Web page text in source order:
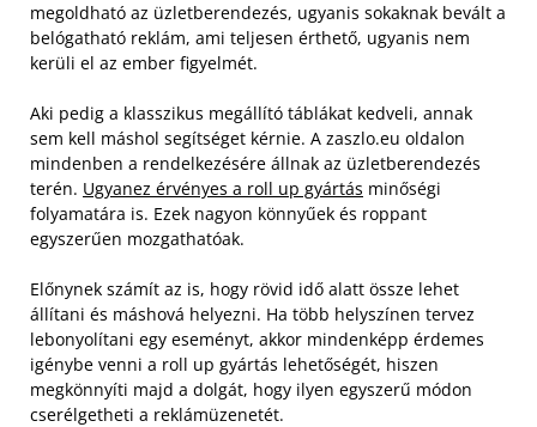
megoldható az üzletberendezés, ugyanis sokaknak bevált a
belógatható reklám, ami teljesen érthető, ugyanis nem
kerüli el az ember figyelmét.
Aki pedig a klasszikus megállító táblákat kedveli, annak
sem kell máshol segítséget kérnie. A zaszlo.eu oldalon
mindenben a rendelkezésére állnak az üzletberendezés
terén. Ugyanez érvényes a roll up gyártás minőségi
folyamatára is. Ezek nagyon könnyűek és roppant
egyszerűen mozgathatóak.
Előnynek számít az is, hogy rövid idő alatt össze lehet
állítani és máshová helyezni. Ha több helyszínen tervez
lebonyolítani egy eseményt, akkor mindenképp érdemes
igénybe venni a roll up gyártás lehetőségét, hiszen
megkönnyíti majd a dolgát, hogy ilyen egyszerű módon
cserélgetheti a reklámüzenetét.